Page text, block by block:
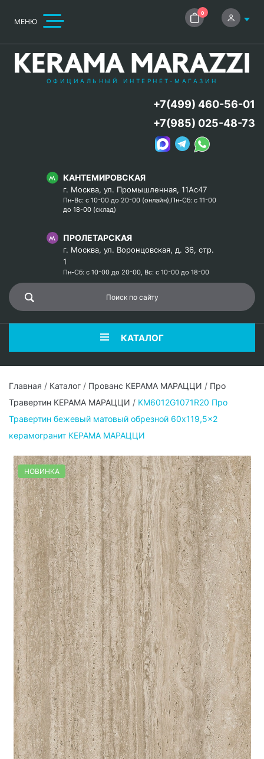
МЕНЮ
0
ОФИЦИАЛЬНЫЙ ИНТЕРНЕТ-МАГАЗИН
КАНТЕМИРОВСКАЯ
г. Москва, ул. Промышленная, 11Ас47
Пн-Вс: с 10-00 до 20-00 (онлайн),Пн-Сб: с 11-00
до 18-00 (склад)
ПРОЛЕТАРСКАЯ
г. Москва, ул. Воронцовская, д. 36, стр.
1
Пн-Сб: с 10-00 до 20-00, Вс: с 10-00 до 18-00
+7(499) 460-56-01
+7(985) 025-48-73
КАТАЛОГ
Главная / Каталог / Прованс КЕРАМА МАРАЦЦИ / Про
Травертин КЕРАМА МАРАЦЦИ / KM6012G1071R20 Про
Травертин бежевый матовый обрезной 60x119,5x2
керамогранит КЕРАМА МАРАЦЦИ
НОВИНКА